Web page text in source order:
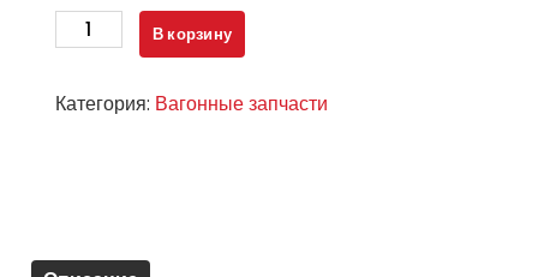
Количество
товара
пары
В корзину
Категория: Вагонные запчасти